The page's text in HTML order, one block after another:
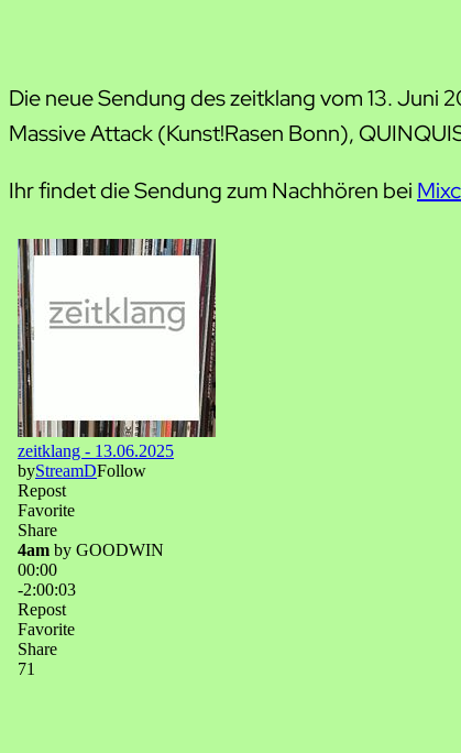
Die neue Sendung des zeitklang vom 13. Juni
Massive Attack (Kunst!Rasen Bonn),
Ihr findet die Sendung zum Nachhören bei